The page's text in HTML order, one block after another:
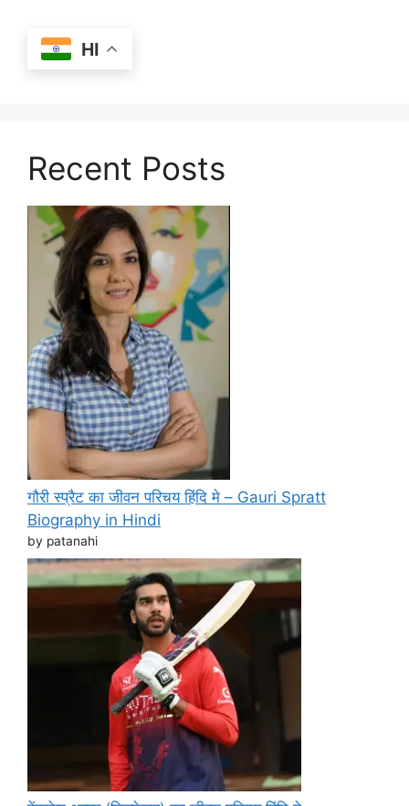
HI
Recent Posts
गौरी स्प्रैट का जीवन परिचय हिंदि मे – Gauri Spratt
Biography in Hindi
by patanahi